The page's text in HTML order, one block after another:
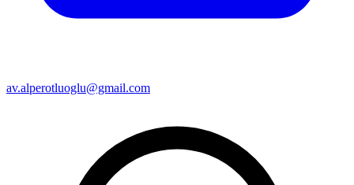
av.alperotluoglu@gmail.com